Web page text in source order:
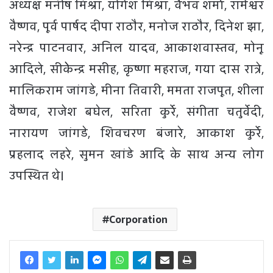
अध्यक्ष मनीष मिश्रा, योगेश मिश्रा, वैभव शर्मा, रामेश्वर
वैष्णव, पूर्व पार्षद दीपा राठौर, मनोज राठौर, दिनेश झा,
नरेन्द्र पाटनवार, अनिल यादव, आकाशवास्तव, मोनू
आदिले, सीकेेन्द्र मसीह, कृष्णा महराज, गया दास रात्रे,
मालिकराम जांगडे, मीना तिवारी, ममता राजपूत, शीला
वैष्णव, राजेश बघेल, सरिता कुर्रे, संगीता चतुर्वेदी,
नारायण जांगडे, शिवचरण बंजारे, आकाश कुर्रे,
प्रहलाद लहरे, सुमन खांडे आदि के साथ अन्य लोग
उपस्थित थे।
Corporation